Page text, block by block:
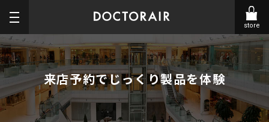
store
来店予約でじっくり製品を体験